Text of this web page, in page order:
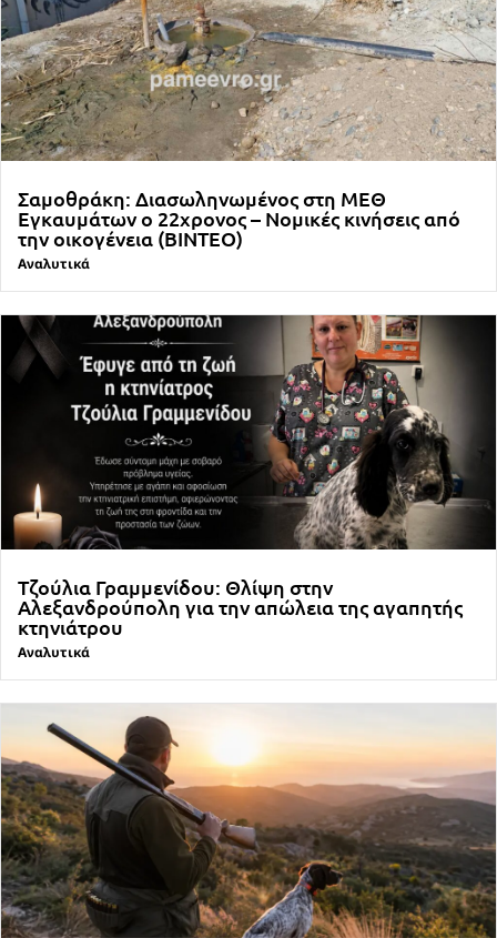
Σαμοθράκη: Διασωληνωμένος στη ΜΕΘ
Εγκαυμάτων ο 22χρονος – Νομικές κινήσεις από
την οικογένεια (ΒΙΝΤΕΟ)
Αναλυτικά
Τζούλια Γραμμενίδου: Θλίψη στην
Αλεξανδρούπολη για την απώλεια της αγαπητής
κτηνιάτρου
Αναλυτικά